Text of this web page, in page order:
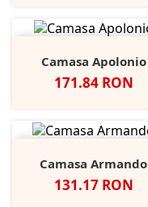
Camasa Apolonio
Pret
171.84 RON
Camasa Armando
Pret
131.17 RON